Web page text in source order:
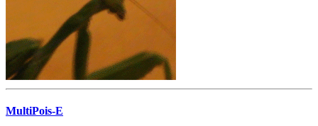
MultiPois-E